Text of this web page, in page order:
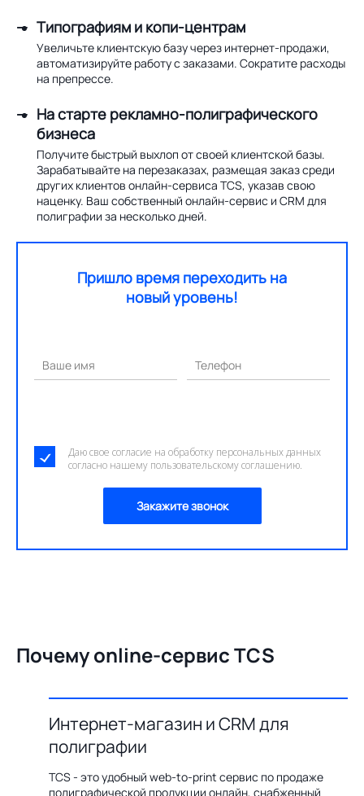
Типографиям и копи-центрам
Увеличьте клиентскую базу через интернет-продажи,
автоматизируйте работу с заказами. Сократите расходы
на препрессе.
На старте рекламно-полиграфического
бизнеса
Получите быстрый выхлоп от своей клиентской базы.
Зарабатывайте на перезаказах, размещая заказ среди
других клиентов онлайн-сервиса TCS, указав свою
наценку. Ваш собственный онлайн-сервис и CRM для
полиграфии за несколько дней.
Пришло время переходить на
новый уровень!
Ваше имя Телефон
Даю свое согласие на обработку персональных данных
согласно нашему пользовательскому соглашению.
Закажите звонок
Почему online-сервис TCS
Интернет-магазин и CRM для
полиграфии
TCS - это удобный web-to-print сервис по продаже
полиграфической продукции онлайн, снабженный